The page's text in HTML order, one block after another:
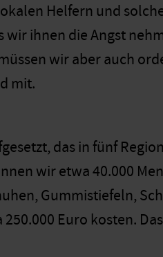
Helfern und
wir ihnen die Angst
wir aber auch
mit.
das in fünf
wir etwa 40.000
Gummistiefeln,
Euro kosten.